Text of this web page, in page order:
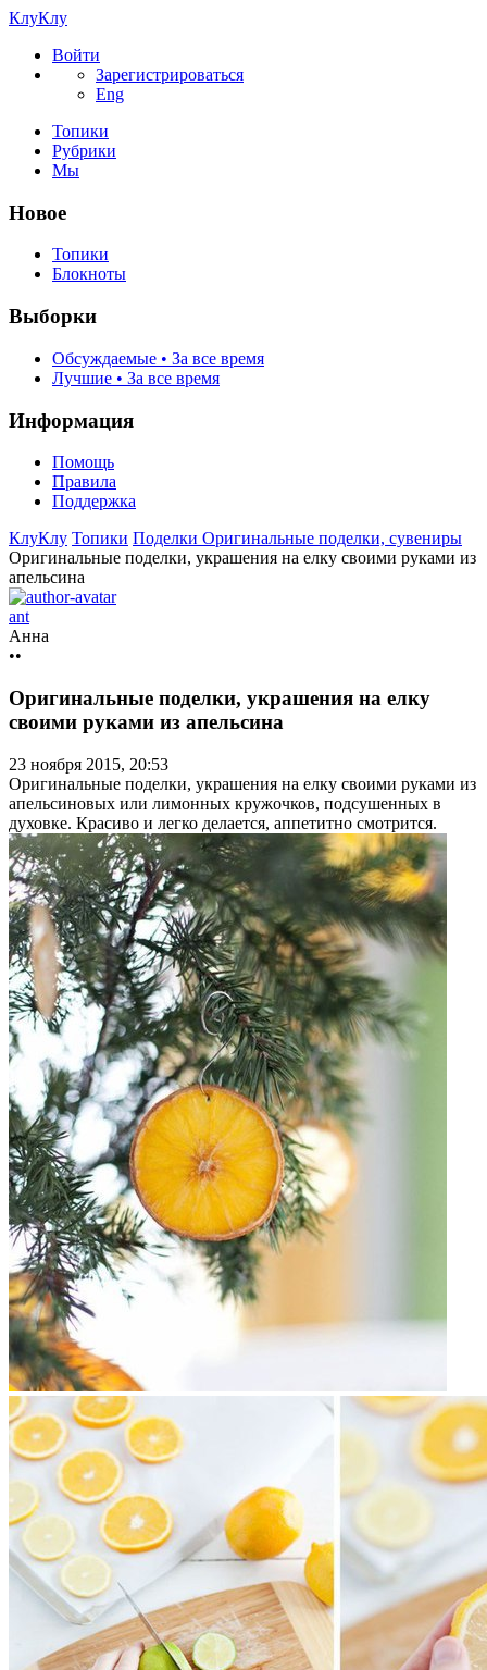
КлуКлу
Войти
Зарегистрироваться
Eng
Топики
Рубрики
Мы
Новое
Топики
Блокноты
Выборки
Обсуждаемые • За все время
Лучшие • За все время
Информация
Помощь
Правила
Поддержка
КлуКлу Топики Поделки Оригинальные поделки, сувениры
Оригинальные поделки, украшения на елку своими руками из
апельсина
ant
Анна
••
Оригинальные поделки, украшения на елку
своими руками из апельсина
23 ноября 2015, 20:53
Оригинальные поделки, украшения на елку своими руками из
апельсиновых или лимонных кружочков, подсушенных в
духовке. Красиво и легко делается, аппетитно смотрится.